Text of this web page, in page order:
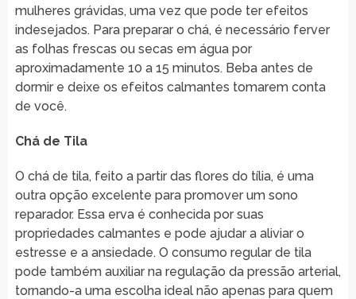
mulheres grávidas, uma vez que pode ter efeitos
indesejados. Para preparar o chá, é necessário ferver
as folhas frescas ou secas em água por
aproximadamente 10 a 15 minutos. Beba antes de
dormir e deixe os efeitos calmantes tomarem conta
de você.
Chá de Tila
O chá de tila, feito a partir das flores do tília, é uma
outra opção excelente para promover um sono
reparador. Essa erva é conhecida por suas
propriedades calmantes e pode ajudar a aliviar o
estresse e a ansiedade. O consumo regular de tila
pode também auxiliar na regulação da pressão arterial,
tornando-a uma escolha ideal não apenas para quem